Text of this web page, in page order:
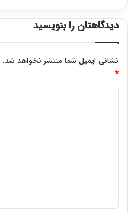
دیدگاهتان را بنویسید
نشانی ایمیل شما منتشر نخواهد شد.
*